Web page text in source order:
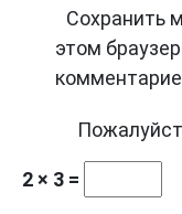
Сохранить
этом
2 × 3 =